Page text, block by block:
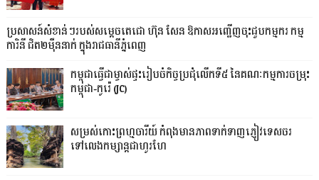
ប្រសាសន៍សំខាន់ៗរបស់សម្តេចតេជោ ហ៊ុន សែន ឱកាសអញ្ជើញចុះជួបកម្មករ កម្ម
ការិនី ជិត២ម៉ឺននាក់ ក្នុងរាជធានីភ្នំពេញ
កម្ពុជាធ្វើជាម្ចាស់ផ្ទះរៀបចំកិច្ចប្រជុំលើកទី៥ នៃគណៈកម្មការចម្រុះ
កម្ពុជា-កូរ៉េ (JC)
សម្រស់កោះព្រហ្មចារីយ៍ កំពុងមានភាពទាក់ទាញភ្ញៀវទេសចរ
ទៅលេងកម្សាន្តជាហូរហែ